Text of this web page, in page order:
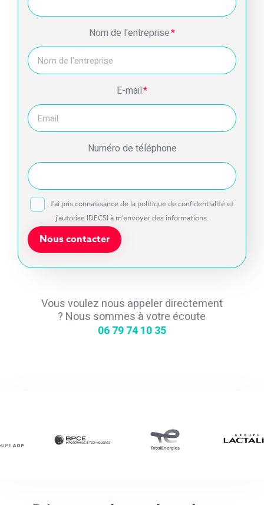
Nom de l'entreprise*
E-mail*
Numéro de téléphone
J'ai pris connaissance de la politique de confidentialité et
j'autorise IDECSI à m'envoyer des informations.
Vous voulez nous appeler directement
? Nous sommes à votre écoute
06 79 74 10 35